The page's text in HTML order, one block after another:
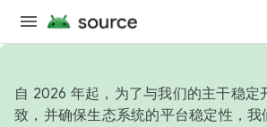
自 2026 年起，为了与我们的主干稳定
致，并确保生态系统的平台稳定性，我